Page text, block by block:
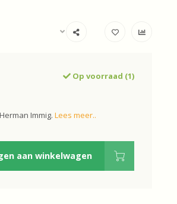
Op voorraad (1)
Immig. Lees meer..
aan winkelwagen